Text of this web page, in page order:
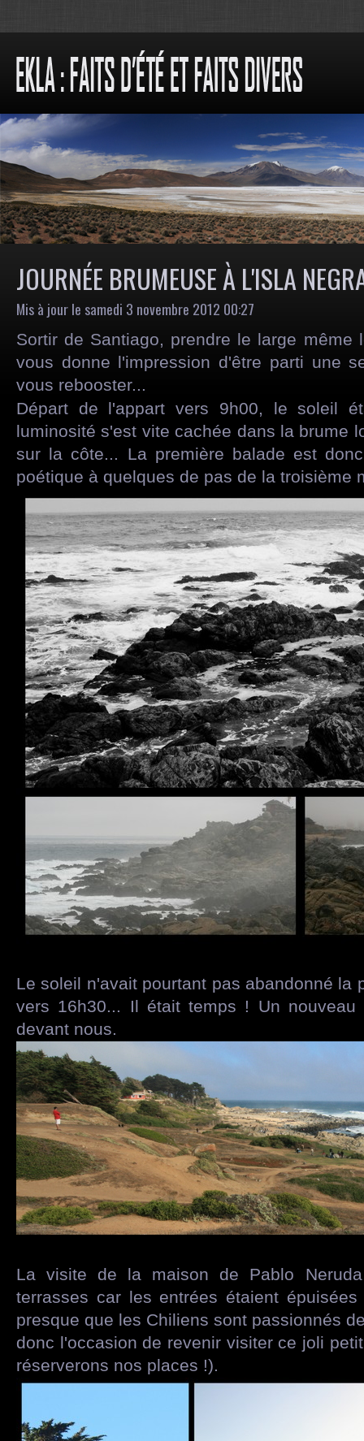
JOURNÉE BRUMEUSE À L'ISLA
Mis à jour le samedi 3 novembre 2012 00:27
Sortir de Santiago, prendre le large même
vous donne l'impression d'être parti une
vous rebooster...
Départ de l'appart vers 9h00, le soleil
luminosité s'est vite cachée dans la brume
sur la côte... La première balade est
poétique à quelques de pas de la troisième
Le soleil n'avait pourtant pas abandonné la
vers 16h30... Il était temps ! Un nouveau
devant nous.
La visite de la maison de Pablo
terrasses car les entrées étaient
presque que les Chiliens sont passionnés
donc l'occasion de revenir visiter ce joli
réserverons nos places !).